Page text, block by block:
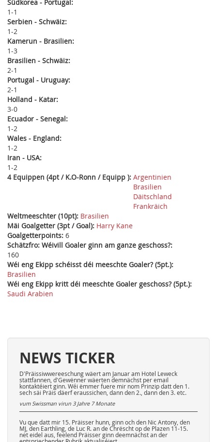
Südkorea - Portugal:
1 1
Serbien - Schwäiz:
1 2
Kamerun - Brasilien:
1 3
Brasilien - Schwäiz:
2 1
Portugal - Uruguay:
2 1
Holland - Katar:
3 0
Ecuador - Senegal:
1 2
Wales - England:
1 2
Iran - USA:
1 2
4 Equippen (4pt / K.O-Ronn / Equipp ): Argentinien
Brasilien
Däitschland
Frankräich
Weltmeeschter (10pt): Brasilien
Mäi Goalgetter (3pt / Goal): Harry Kane
Goalgetterpoints: 6
Schätzfro: Wéivill Goaler ginn am ganze geschoss?:
160
Wéi eng Ekipp schéisst déi meeschte Goaler? (5pt.):
Brasilien
Wéi eng Ekipp kritt déi meeschte Goaler geschoss? (5pt.):
Saudi Arabien
NEWS TICKER
D'Präissiwwereeschung wäert am Januar am Hotel Leweck
stattfannen, d'Gewënner wäerten demnächst per email
kontaktéiert ginn. Wéi ëmmer fuere mir nom Prinzip datt den 1.
sech säi Präis däerf eraussichen, dann den 2., dann den 3. etc.
vum Swissman virun 3 Jahre 7 Monate
Vu que datt mir 15. Präisser hunn, ginn och den Nic Antony, den
MJ, den Earthling, de Luc R. an de Chrëscht op de Plazen 11-15.
net eidel aus, feelend Präisser ginn deemnächst an der